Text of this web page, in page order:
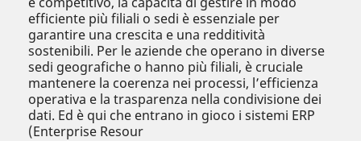
efficiente più filiali o sedi è essenziale per
garantire una crescita e una redditività
sostenibili. Per le aziende che operano in diverse
sedi geografiche o hanno più filiali, è cruciale
mantenere la coerenza nei processi, l’efficienza
operativa e la trasparenza nella condivisione dei
dati. Ed è qui che entrano in gioco i sistemi ERP
(Enterprise Resour